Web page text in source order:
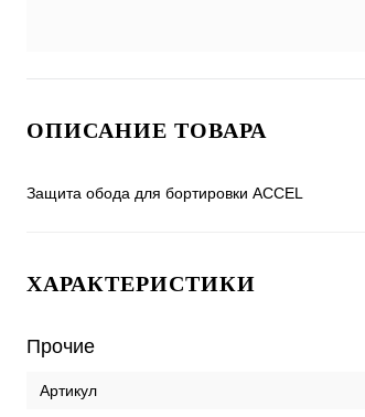
ОПИСАНИЕ ТОВАРА
Защита обода для бортировки ACCEL
ХАРАКТЕРИСТИКИ
Прочие
Артикул